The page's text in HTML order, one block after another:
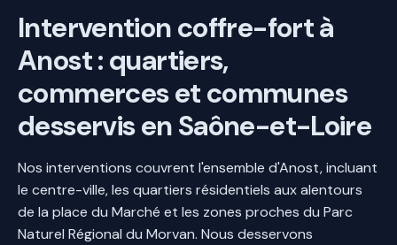
Intervention coffre-fort à
Anost : quartiers,
commerces et communes
desservis en Saône-et-Loire
Nos interventions couvrent l'ensemble d'Anost, incluant
le centre-ville, les quartiers résidentiels aux alentours
de la place du Marché et les zones proches du Parc
Naturel Régional du Morvan. Nous desservons